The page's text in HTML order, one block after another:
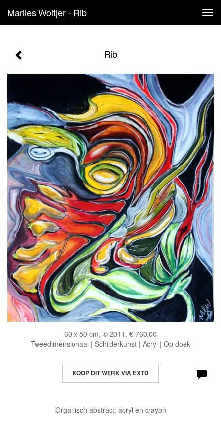
Marlies Woltjer - Rib
Rib
60 x 50 cm, © 2011, € 760,00
Tweedimensionaal | Schilderkunst | Acryl | Op doek
KOOP DIT WERK VIA EXTO
Organisch abstract; acryl en crayon